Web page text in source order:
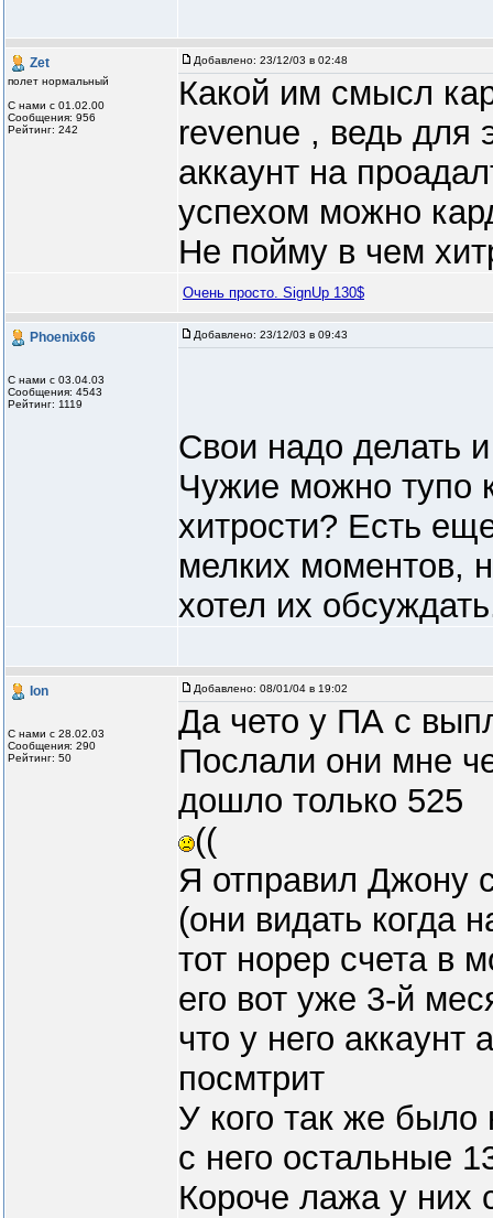
Zet
полет нормальный
С нами с 01.02.00
Сообщения: 956
Рейтинг: 242
Добавлено: 23/12/03 в 02:48
Какой им смысл
revenue , ведь для
аккаунт на
успехом можно
Не пойму в чем
Очень просто. SignUp 130$
Phoenix66
С нами с 03.04.03
Сообщения: 4543
Рейтинг: 1119
Добавлено: 23/12/03 в 09:43
Свои надо делать
Чужие можно тупо
хитрости? Есть
мелких моментов,
хотел их
Ion
С нами с 28.02.03
Сообщения: 290
Рейтинг: 50
Добавлено: 08/01/04 в 19:02
Да чето у ПА с
Послали они мне
дошло только 525
((
Я отправил Джону
(они видать когда
тот норер счета в
его вот уже 3-й
что у него аккаунт
посмтрит
У кого так же
с него остальные
Короче лажа у них